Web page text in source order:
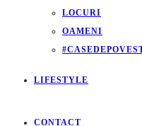
LOCURI
OAMENI
LIFESTYLE
CONTACT